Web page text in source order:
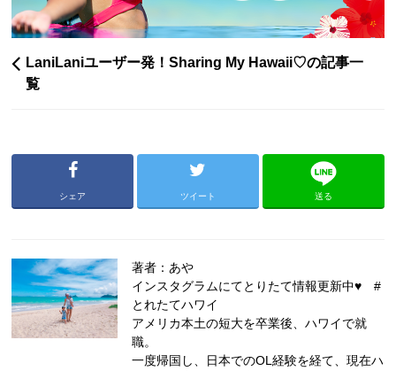
LaniLaniユーザー発！Sharing My Hawaii♡の記事一
覧
シェア ツイート 送る
著者：あや
インスタグラムにてとりたて情報更新中♥ #
とれたてハワイ
アメリカ本土の短大を卒業後、ハワイで就
職。
一度帰国し、日本でのOL経験を経て、現在ハ